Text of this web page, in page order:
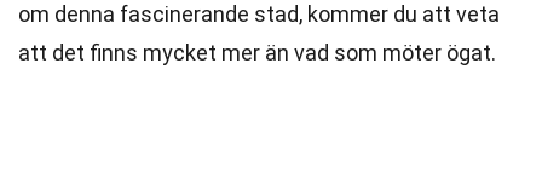
om denna fascinerande stad, kommer du att veta
att det finns mycket mer än vad som möter ögat.